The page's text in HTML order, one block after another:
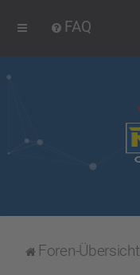
FAQ
Foren-Übersicht